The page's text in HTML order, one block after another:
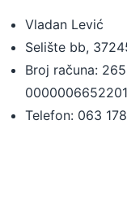
Vladan Lević
Selište bb,
Broj računa:
Telefon: 063